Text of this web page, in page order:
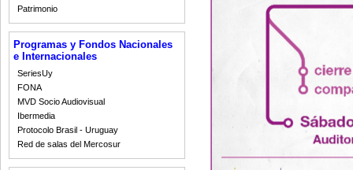
Patrimonio
Programas y Fondos Nacionales
e Internacionales
SeriesUy
FONA
MVD Socio Audiovisual
Ibermedia
Protocolo Brasil - Uruguay
Red de salas del Mercosur